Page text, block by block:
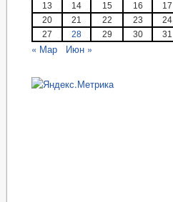
13
14 15 16 17
20
21 22 23 24
27
28 29 30 31
« Мар Июн »